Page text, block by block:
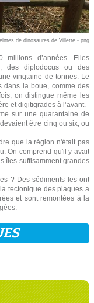
de dinosaures de Villette - png
millions d’années. Elles
des diplodocus ou des
vingtaine de tonnes. Le
dans la boue, comme des
on distingue même les
et digitigrades à l’avant.
sur une quarantaine de
être cinq ou six, ou
que la région n'était pas
On comprend qu'il y avait
îles suffisamment grandes
? Des sédiments les ont
tectonique des plaques a
et sont remontées à la